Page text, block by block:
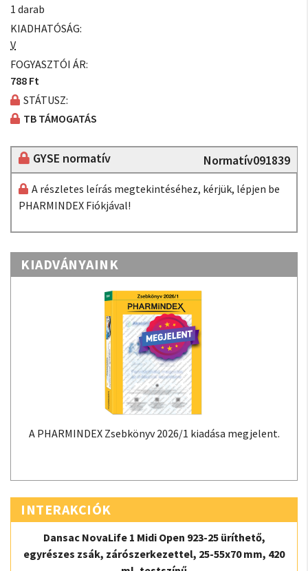
1 darab
KIADHATÓSÁG:
V
FOGYASZTÓI ÁR:
788 Ft
STÁTUSZ:
TB TÁMOGATÁS
GYSE normatív Normatív091839
A részletes leírás megtekintéséhez, kérjük, lépjen be
PHARMINDEX Fiókjával!
KIADVÁNYAINK
A PHARMINDEX Zsebkönyv 2026/1 kiadása megjelent.
INTERAKCIÓK
Dansac NovaLife 1 Midi Open 923-25 üríthető,
egyrészes zsák, zárószerkezettel, 25-55x70 mm, 420